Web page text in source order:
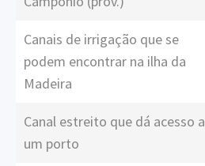
Canais de irrigação que se
podem encontrar na ilha da
Madeira
Canal estreito que dá acesso a
um porto